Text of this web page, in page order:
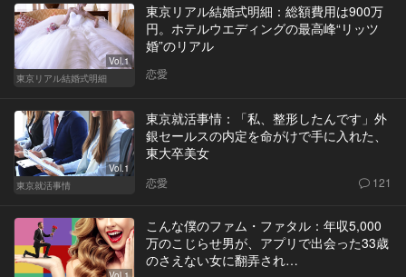
Vol.1
東京リアル結婚式明細
東京リアル結婚式明細：総額費用は900万
円。ホテルウエディングの最高峰“リッツ
婚”のリアル
恋愛
Vol.1
東京就活事情
東京就活事情：「私、整形したんです」外
銀セールスの内定を命がけで手に入れた、
東大卒美女
恋愛 121
こんな僕のファム・ファタル：年収5,000
万のこじらせ男が、アプリで出会った33歳
のさえない女に翻弄され…